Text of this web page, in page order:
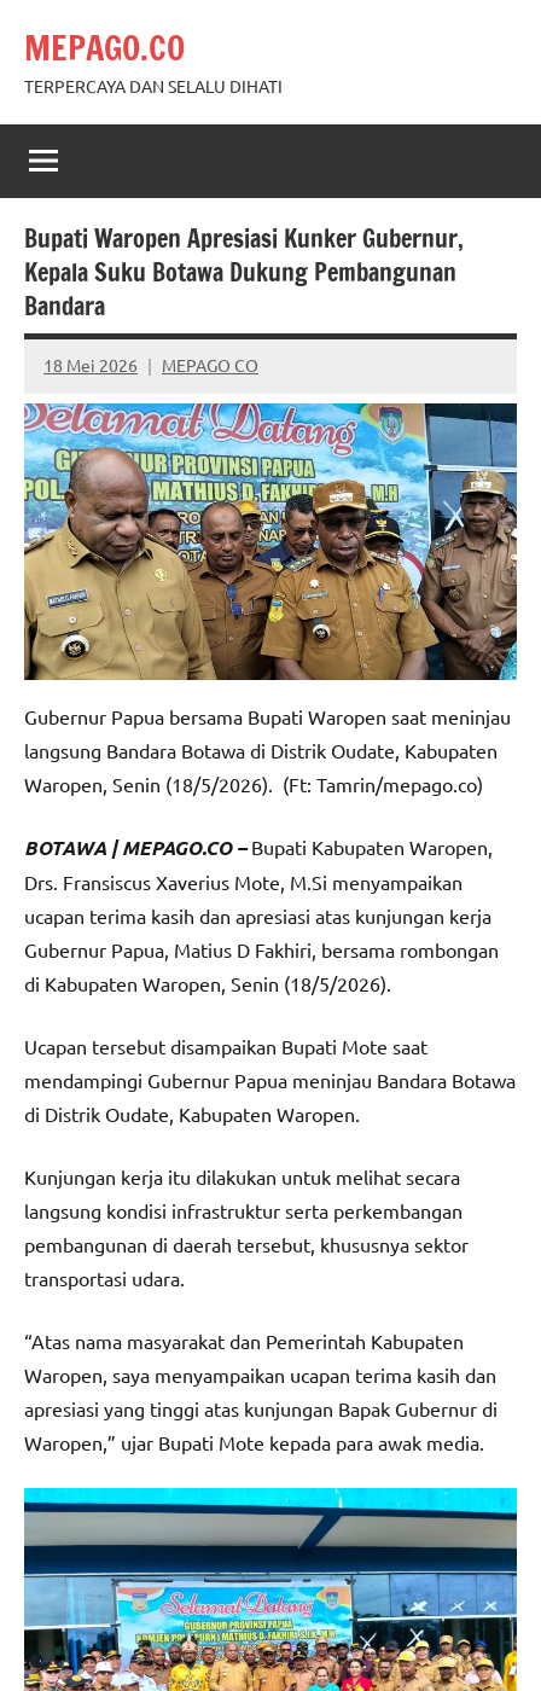
content
MEPAGO.CO
TERPERCAYA DAN SELALU DIHATI
Bupati Waropen Apresiasi Kunker Gubernur,
Kepala Suku Botawa Dukung Pembangunan
Bandara
18 Mei 2026 MEPAGO CO
No
comments
Gubernur Papua bersama Bupati Waropen saat meninjau
langsung Bandara Botawa di Distrik Oudate, Kabupaten
Waropen, Senin (18/5/2026). (Ft: Tamrin/mepago.co)
BOTAWA | MEPAGO.CO – Bupati Kabupaten Waropen,
Drs. Fransiscus Xaverius Mote, M.Si menyampaikan
ucapan terima kasih dan apresiasi atas kunjungan kerja
Gubernur Papua, Matius D Fakhiri, bersama rombongan
di Kabupaten Waropen, Senin (18/5/2026).
Ucapan tersebut disampaikan Bupati Mote saat
mendampingi Gubernur Papua meninjau Bandara Botawa
di Distrik Oudate, Kabupaten Waropen.
Kunjungan kerja itu dilakukan untuk melihat secara
langsung kondisi infrastruktur serta perkembangan
pembangunan di daerah tersebut, khususnya sektor
transportasi udara.
“Atas nama masyarakat dan Pemerintah Kabupaten
Waropen, saya menyampaikan ucapan terima kasih dan
apresiasi yang tinggi atas kunjungan Bapak Gubernur di
Waropen,” ujar Bupati Mote kepada para awak media.